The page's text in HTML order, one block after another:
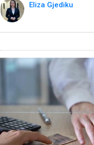
Eliza Gjediku